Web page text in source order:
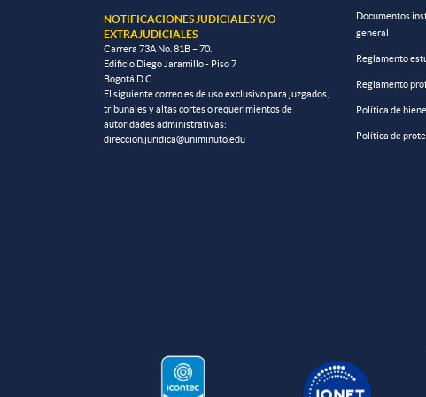
NOTIFICACIONES JUDICIALES Y/O
EXTRAJUDICIALES
Carrera 73A No. 81B – 70.
Edificio Diego Jaramillo - Piso 7
Bogotá D.C.
El siguiente correo es de uso exclusivo para juzgados,
tribunales y altas cortes o requerimientos de
autoridades administrativas:
direccion.juridica@uniminuto.edu
Documentos
general
Reglamento
Reglamento
Política de
Política de